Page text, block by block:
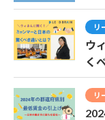
リ
ウ
く
リ